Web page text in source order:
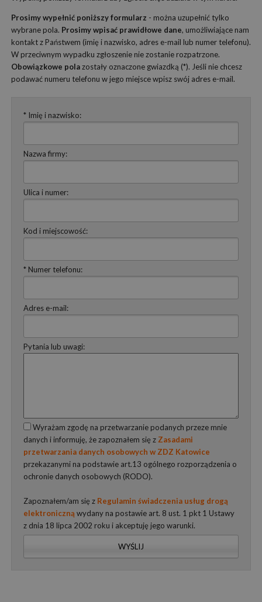
Prosimy wypełnić poniższy formularz - można uzupełnić tylko
wybrane pola. Prosimy wpisać prawidłowe dane, umożliwiające nam
kontakt z Państwem (imię i nazwisko, adres e-mail lub numer telefonu).
W przeciwnym wypadku zgłoszenie nie zostanie rozpatrzone.
Obowiązkowe polazostały oznaczone gwiazdką (*). Jeśli nie chcesz
podawać numeru telefonu w jego miejsce wpisz swój adres e-mail.
* Imię i nazwisko:
Nazwa firmy:
Ulica i numer:
Kod i miejscowość:
* Numer telefonu:
Adres e-mail:
Pytania lub uwagi:
Wyrażam zgodę na przetwarzanie podanych przeze mnie
danych i informuję, że zapoznałem się z Zasadami
przetwarzania danych osobowych w ZDZ Katowice
przekazanymi na podstawie art.13 ogólnego rozporządzenia o
ochronie danych osobowych (RODO).
Zapoznałem/am się z Regulamin świadczenia usług drogą
elektroniczną wydany na postawie art. 8 ust. 1 pkt 1 Ustawy
z dnia 18 lipca 2002 roku i akceptuję jego warunki.
WYŚLIJ